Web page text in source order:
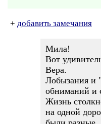
+ добавить замечания
Мила!
Вот
Вера.
Лобызания и
обниманий и
Жизнь
на одной